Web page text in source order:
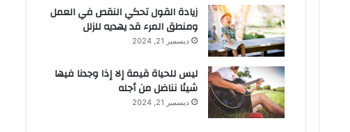
زيادة القول تحكي النقص في العمل
ومنطق المرء قد يهديه للزلل
ديسمبر 21, 2024
ليس للحياة قيمة إلا إذا وجدنا فيها
شيئا نناضل من أجله
ديسمبر 21, 2024